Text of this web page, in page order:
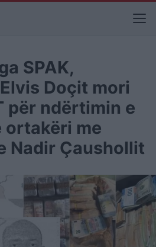
SPAK,
Doçit mori
për ndërtimin e
ortakëri me
Nadir Çaushollit